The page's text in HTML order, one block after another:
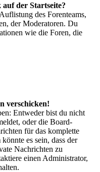
der Startseite?
des Forenteams,
der Moderatoren. Du
wie die Foren, die
verschicken!
Entweder bist du nicht
oder die Board-
für das komplette
es sein, dass der
Nachrichten zu
einen Administrator,